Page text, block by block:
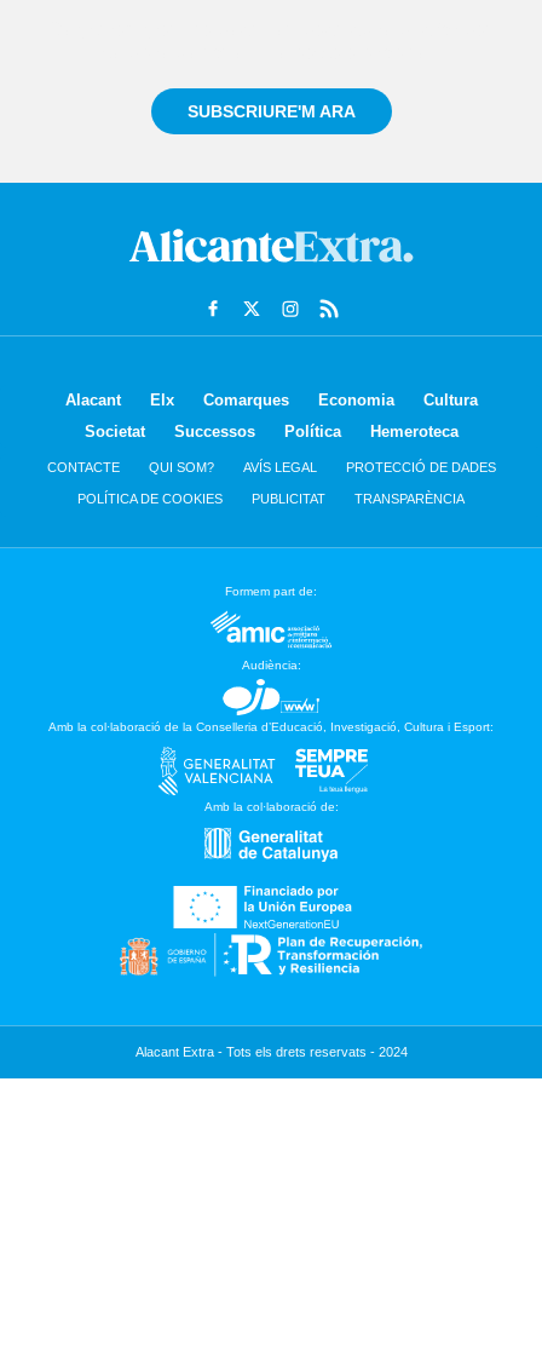
SUBSCRIURE'M ARA
Alacant Elx Comarques Economia
Cultura
Societat
Successos Política Hemeroteca
CONTACTE QUI SOM? AVÍS LEGAL PROTECCIÓ DE DADES
POLÍTICA DE COOKIES PUBLICITAT TRANSPARÈNCIA
Formem part de:
Audiència:
Amb la col·laboració de la Conselleria d’Educació, Investigació, Cultura i Esport:
Amb la col·laboració de:
Alacant Extra - Tots els drets reservats - 2024